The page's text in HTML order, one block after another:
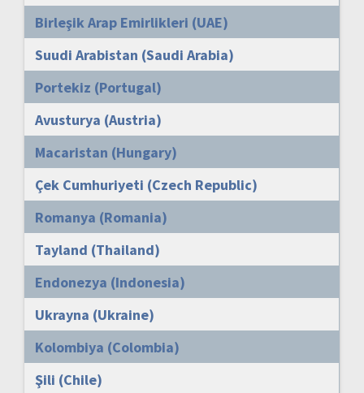
Birleşik Arap Emirlikleri (UAE)
Suudi Arabistan (Saudi Arabia)
Portekiz (Portugal)
Avusturya (Austria)
Macaristan (Hungary)
Çek Cumhuriyeti (Czech Republic)
Romanya (Romania)
Tayland (Thailand)
Endonezya (Indonesia)
Ukrayna (Ukraine)
Kolombiya (Colombia)
Şili (Chile)